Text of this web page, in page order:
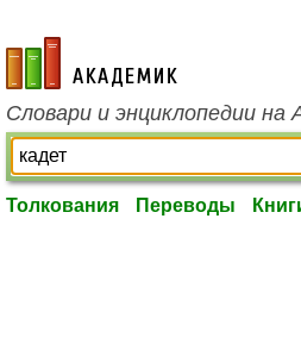
academic.ru
Словари и энциклопедии на
Толкования Переводы